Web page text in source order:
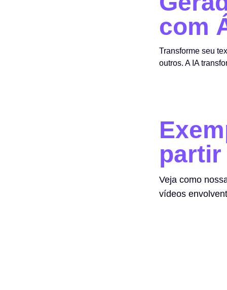
com
Transforme seu
outros. A IA
partir
Veja como
vídeos